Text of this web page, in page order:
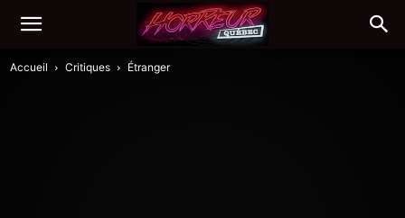
Accueil Critiques Étranger